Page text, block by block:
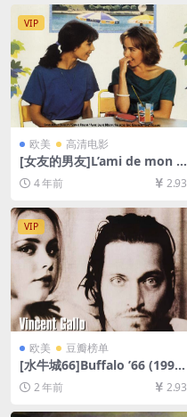
中字]【手机/平板无法在线播
放，请使用电脑下载防和谐压
缩包（含解压密码）】
VIP
欧美 高清电影
[女友的男友]L’ami de mon a
mie (1987)[百度网盘+迅雷云
盘资源1080P超清未删减][MP
4/6GB][中文字幕]
4 年前 2.93
VIP
欧美 豆瓣榜单
[水牛城66]Buffalo ’66 (1998)
[百度网盘+夸克网盘1080P超
清未删减资源][网盘在线播放/
下载][MP4/7.3GB][中英字幕]
2 年前 2.93